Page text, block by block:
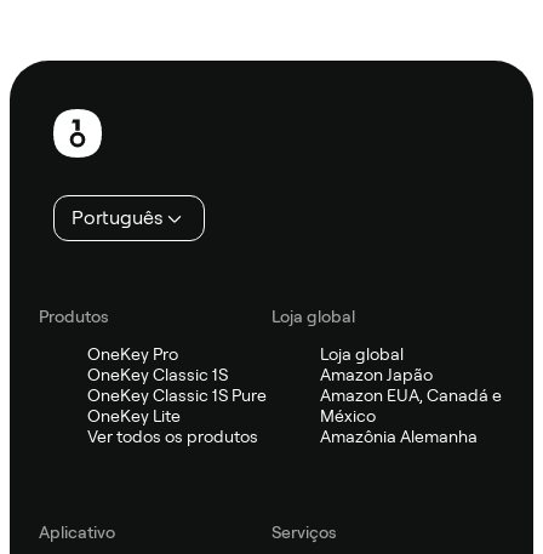
Rodapé
Português
Produtos
OneKey Pro
OneKey Classic 1S
OneKey Classic 1S Pure
OneKey Lite
Ver todos os produtos
Loja global
Loja global
Amazon Japão
Amazon EUA, Canadá e
México
Amazônia Alemanha
Aplicativo
Serviços